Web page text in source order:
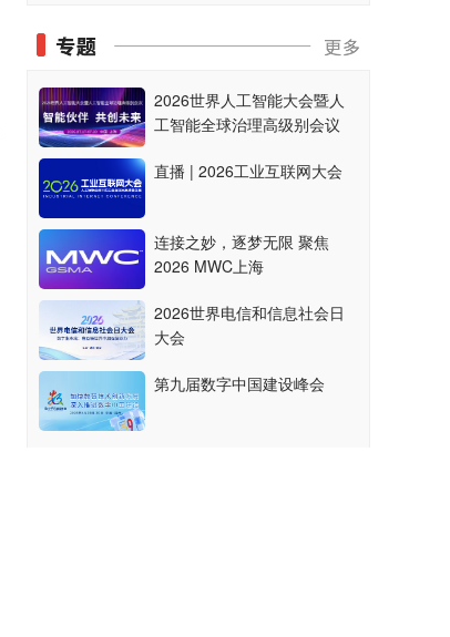
2026世界人工智能大会暨人
工智能全球治理高级别会议
直播 | 2026工业互联网大会
连接之妙，逐梦无限 聚焦
2026 MWC上海
2026世界电信和信息社会日
大会
第九届数字中国建设峰会